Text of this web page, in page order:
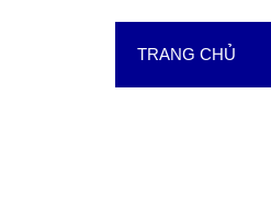
TRANG CHỦ